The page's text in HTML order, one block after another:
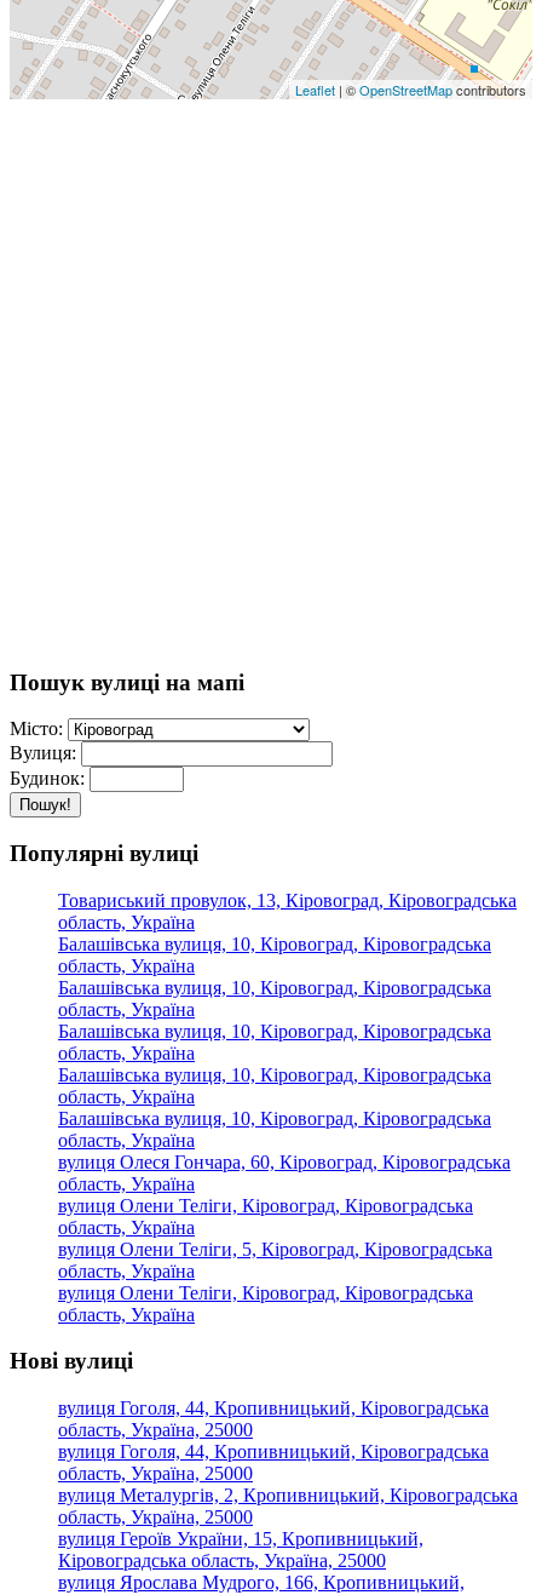
Leaflet | ©OpenStreetMapcontributors
Пошук вулиці на мапі
Місто:
Вулиця:
Будинок:
Пошук!
Популярні вулиці
Товариський провулок, 13, Кіровоград, Кіровоградська
область, Україна
Балашівська вулиця, 10, Кіровоград, Кіровоградська
область, Україна
Балашівська вулиця, 10, Кіровоград, Кіровоградська
область, Україна
Балашівська вулиця, 10, Кіровоград, Кіровоградська
область, Україна
Балашівська вулиця, 10, Кіровоград, Кіровоградська
область, Україна
Балашівська вулиця, 10, Кіровоград, Кіровоградська
область, Україна
вулиця Олеся Гончара, 60, Кіровоград, Кіровоградська
область, Україна
вулиця Олени Теліги, Кіровоград, Кіровоградська
область, Україна
вулиця Олени Теліги, 5, Кіровоград, Кіровоградська
область, Україна
вулиця Олени Теліги, Кіровоград, Кіровоградська
область, Україна
Нові вулиці
вулиця Гоголя, 44, Кропивницький, Кіровоградська
область, Україна, 25000
вулиця Гоголя, 44, Кропивницький, Кіровоградська
область, Україна, 25000
вулиця Металургів, 2, Кропивницький, Кіровоградська
область, Україна, 25000
вулиця Героїв України, 15, Кропивницький,
Кіровоградська область, Україна, 25000
вулиця Ярослава Мудрого, 166, Кропивницький,